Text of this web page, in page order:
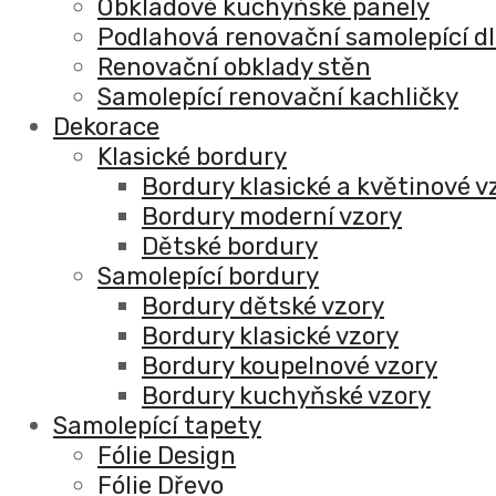
Obkladové kuchyňské panely
Podlahová renovační samolepící
Renovační obklady stěn
Samolepící renovační kachličky
Dekorace
Klasické bordury
Bordury klasické a květinové
Bordury moderní vzory
Dětské bordury
Samolepící bordury
Bordury dětské vzory
Bordury klasické vzory
Bordury koupelnové vzory
Bordury kuchyňské vzory
Samolepící tapety
Fólie Design
Fólie Dřevo